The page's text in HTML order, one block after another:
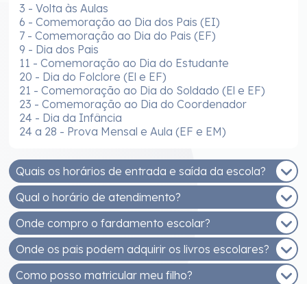
3 - Volta às Aulas
6 - Comemoração ao Dia dos Pais (EI)
7 - Comemoração ao Dia do Pais (EF)
9 - Dia dos Pais
11 - Comemoração ao Dia do Estudante
20 - Dia do Folclore (El e EF)
21 - Comemoração ao Dia do Soldado (El e EF)
23 - Comemoração ao Dia do Coordenador
24 - Dia da Infância
24 a 28 - Prova Mensal e Aula (EF e EM)
Quais os horários de entrada e saída da escola?
EDUCAÇÃO INFANTIL - MANHÃ
Entrada: 7h30 às 8h
Saída: 11h30
EDUCAÇÃO INFANTIL - TARDE
Entrada: 13h30 às 14h
Saída: 17h30
Qual o horário de atendimento?
De segunda a sexta, das 8h às 12h e das 14h às
17h30.
Onde compro o fardamento escolar?
Você pode comprar na Malharia Estrela (Rua
Getúlio Vargas, 233, Bairro Santo Antonio)
Onde os pais podem adquirir os livros escolares?
Os livros adotados na ESJB são fornecidos pelo
Como posso matricular meu filho?